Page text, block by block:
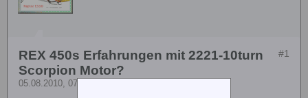
#1
REX 450s Erfahrungen mit 2221-10turn
Scorpion Motor?
05.08.2010, 07:12